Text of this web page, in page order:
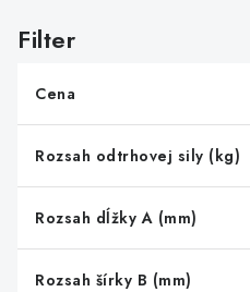
s
o
u
t
Cena
Rozsah odtrhovej sily (kg)
Rozsah dĺžky A (mm)
Rozsah šírky B (mm)